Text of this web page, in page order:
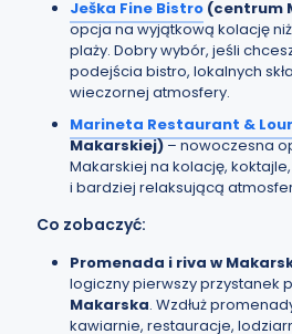
Ješka Fine Bistro (centrum
opcja na wyjątkową kolację
plaży. Dobry wybór, jeśli
podejścia bistro, lokalnych
wieczornej atmosfery.
Marineta Restaurant &
Makarskiej)– nowoczesna
Makarskiej na kolację,
i bardziej relaksującą
Co zobaczyć:
Promenada i riva w
logiczny pierwszy przystanek
Makarska. Wzdłuż
kawiarnie, restauracje,